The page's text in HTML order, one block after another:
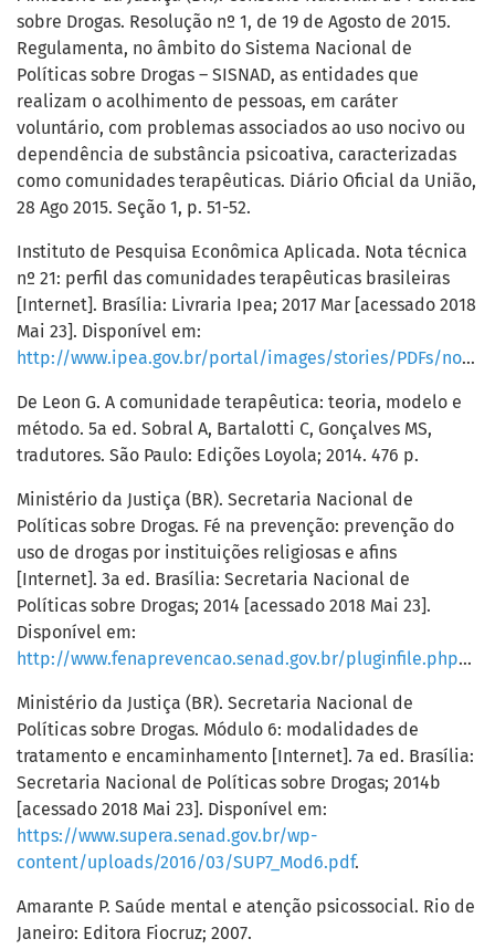
sobre Drogas. Resolução nº 1, de 19 de Agosto de 2015.
Regulamenta, no âmbito do Sistema Nacional de
Políticas sobre Drogas – SISNAD, as entidades que
realizam o acolhimento de pessoas, em caráter
voluntário, com problemas associados ao uso nocivo ou
dependência de substância psicoativa, caracterizadas
como comunidades terapêuticas. Diário Oficial da União,
28 Ago 2015. Seção 1, p. 51-52.
Instituto de Pesquisa Econômica Aplicada. Nota técnica
nº 21: perfil das comunidades terapêuticas brasileiras
[Internet]. Brasília: Livraria Ipea; 2017 Mar [acessado 2018
Mai 23]. Disponível em:
http://www.ipea.gov.br/portal/images/stories/PDFs/nota_tecnica/20170418_nt21.pdf
De Leon G. A comunidade terapêutica: teoria, modelo e
método. 5a ed. Sobral A, Bartalotti C, Gonçalves MS,
tradutores. São Paulo: Edições Loyola; 2014. 476 p.
Ministério da Justiça (BR). Secretaria Nacional de
Políticas sobre Drogas. Fé na prevenção: prevenção do
uso de drogas por instituições religiosas e afins
[Internet]. 3a ed. Brasília: Secretaria Nacional de
Políticas sobre Drogas; 2014 [acessado 2018 Mai 23].
Disponível em:
http://www.fenaprevencao.senad.gov.br/pluginfile.php/20718/mod_resource/content/2/FeNaPrevencao_3ed.pdf
Ministério da Justiça (BR). Secretaria Nacional de
Políticas sobre Drogas. Módulo 6: modalidades de
tratamento e encaminhamento [Internet]. 7a ed. Brasília:
Secretaria Nacional de Políticas sobre Drogas; 2014b
[acessado 2018 Mai 23]. Disponível em:
https://www.supera.senad.gov.br/wp-
content/uploads/2016/03/SUP7_Mod6.pdf.
Amarante P. Saúde mental e atenção psicossocial. Rio de
Janeiro: Editora Fiocruz; 2007.